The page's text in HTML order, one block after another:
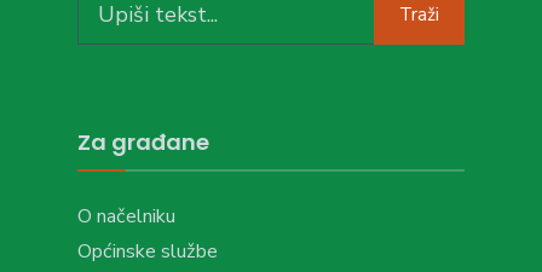
for:
Traži
Za građane
O načelniku
Općinske službe